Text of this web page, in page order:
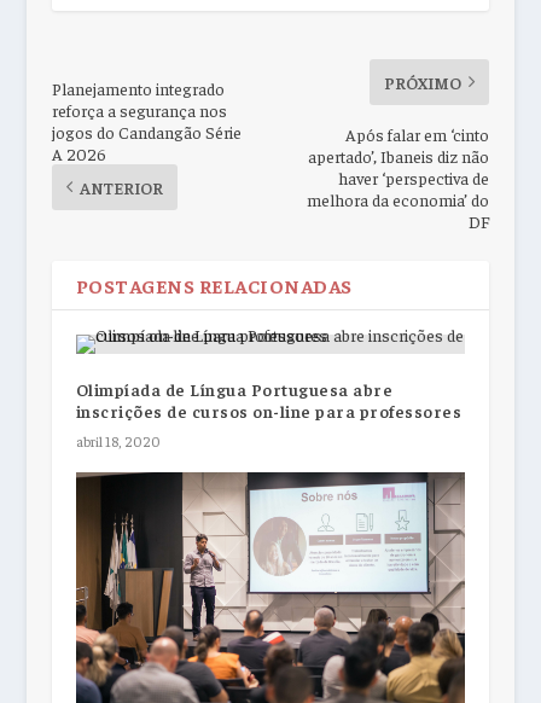
Planejamento integrado
reforça a segurança nos
jogos do Candangão Série
A 2026
ANTERIOR
PRÓXIMO
Após falar em ‘cinto
apertado’, Ibaneis diz não
haver ‘perspectiva de
melhora da economia’ do
DF
POSTAGENS RELACIONADAS
Olimpíada de Língua Portuguesa abre
inscrições de cursos on-line para professores
abril 18, 2020